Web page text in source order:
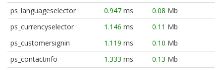
ps_languageselector
0.947 ms 0.08 Mb
ps_currencyselector
1.146 ms 0.11 Mb
ps_customersignin
1.119 ms 0.10 Mb
ps_contactinfo
1.333 ms 0.13 Mb